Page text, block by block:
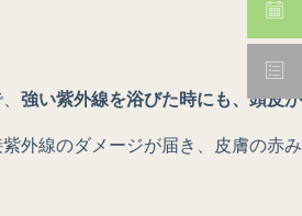
強い紫外線を浴びた時にも、頭皮が
外線のダメージが届き、皮膚の赤み